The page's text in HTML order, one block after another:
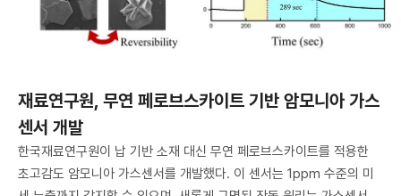
재료연구원, 무연 페로브스카이트 기반 암모니아 가스
센서 개발
한국재료연구원이 납 기반 소재 대신 무연 페로브스카이트를 적용한
초고감도 암모니아 가스센서를 개발했다. 이 센서는 1ppm 수준의 미